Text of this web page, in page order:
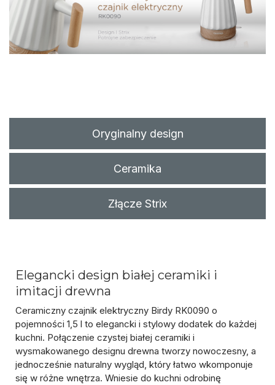
Oryginalny design
Ceramika
Złącze Strix
Elegancki design białej ceramiki i
imitacji drewna
Ceramiczny czajnik elektryczny Birdy RK0090 o
pojemności 1,5 l to elegancki i stylowy dodatek do każdej
kuchni. Połączenie czystej białej ceramiki i
wysmakowanego designu drewna tworzy nowoczesny, a
jednocześnie naturalny wygląd, który łatwo wkomponuje
się w różne wnętrza. Wniesie do kuchni odrobinę